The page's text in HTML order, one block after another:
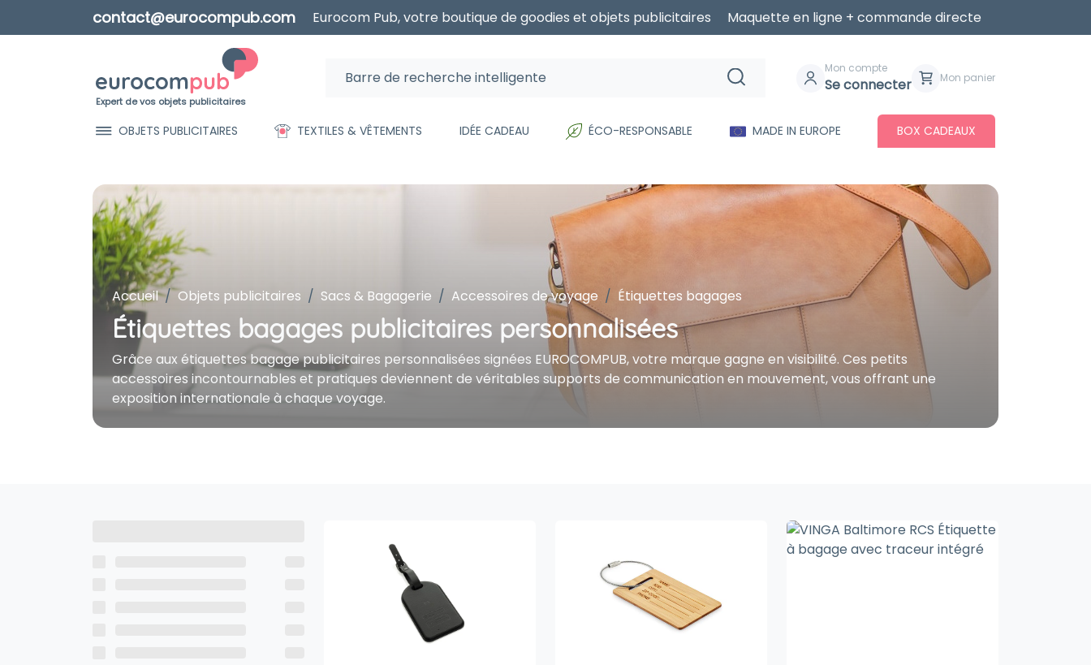
contact@eurocompub.com Eurocom Pub, votre boutique de goodies et objets publicitaires Maquette en ligne + commande directe
Expert de vos objets publicitaires
Mon compte
Se connecter Mon panier
OBJETS PUBLICITAIRES TEXTILES & VÊTEMENTS IDÉE CADEAU ÉCO-RESPONSABLE MADE IN EUROPE BOX CADEAUX
Accueil Objets publicitaires Sacs & Bagagerie Accessoires de voyage Étiquettes bagages
Étiquettes bagages publicitaires personnalisées
Grâce aux étiquettes bagage publicitaires personnalisées signées EUROCOMPUB, votre marque gagne en visibilité. Ces petits
accessoires incontournables et pratiques deviennent de véritables supports de communication en mouvement, vous offrant une
exposition internationale à chaque voyage.